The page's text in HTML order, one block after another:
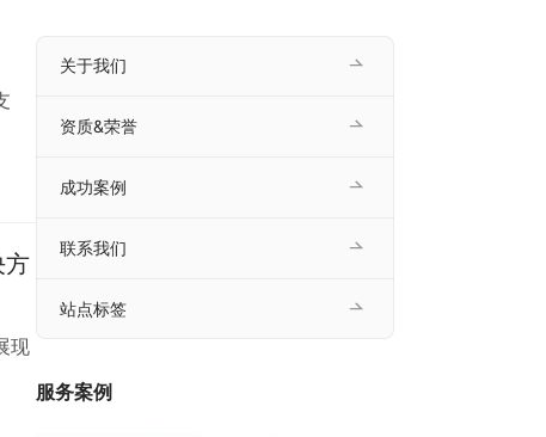
方
现
关于我们
资质&荣誉
成功案例
联系我们
站点标签
服务案例